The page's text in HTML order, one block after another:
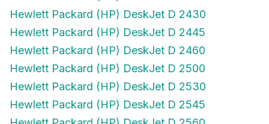
Hewlett Packard (HP) DeskJet D 2430
Hewlett Packard (HP) DeskJet D 2445
Hewlett Packard (HP) DeskJet D 2460
Hewlett Packard (HP) DeskJet D 2500
Hewlett Packard (HP) DeskJet D 2530
Hewlett Packard (HP) DeskJet D 2545
Hewlett Packard (HP) DeskJet D 2560